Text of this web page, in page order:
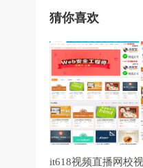
猜你喜欢